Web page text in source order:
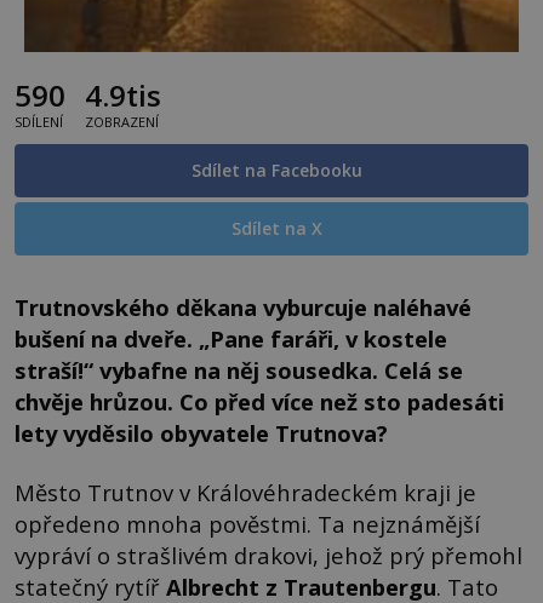
590
SDÍLENÍ
4.9tis
ZOBRAZENÍ
Sdílet na Facebooku
Sdílet na X
Trutnovského děkana vyburcuje naléhavé
bušení na dveře. „Pane faráři, v kostele
straší!“ vybafne na něj sousedka. Celá se
chvěje hrůzou. Co před více než sto padesáti
lety vyděsilo obyvatele Trutnova?
Město Trutnov v Královéhradeckém kraji je
opředeno mnoha pověstmi. Ta nejznámější
vypráví o strašlivém drakovi, jehož prý přemohl
statečný rytíř Albrecht z Trautenbergu. Tato